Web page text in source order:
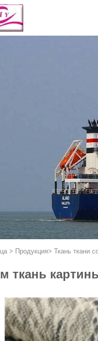
> Продукция> Ткань ткани
ткань